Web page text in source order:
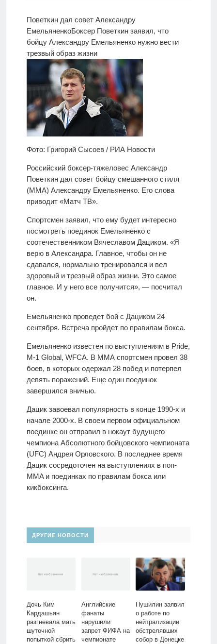
Поветкин дал совет Александру
ЕмельяненкоБоксер Поветкин заявил, что
бойцу Александру Емельяненко нужно вести
трезвый образ жизни
Фото: Григорий Сысоев / РИА Новости
Российский боксер-тяжеловес Александр
Поветкин дал совет бойцу смешанного стиля
(MMA) Александру Емельяненко. Его слова
приводит «Матч ТВ».
Спортсмен заявил, что ему будет интересно
посмотреть поединок Емельяненко с
соотечественником Вячеславом Дациком. «Я
верю в Александра. Главное, чтобы он не
сдавался, нормально тренировался и вел
здоровый и трезвый образ жизни. Это самое
главное. И у него все получится», — посчитал
он.
Емельяненко проведет бой с Дациком 24
сентября. Встреча пройдет по правилам бокса.
Емельяненко известен по выступлениям в Pride,
M-1 Global, WFCA. В ММА спортсмен провел 38
боев, в которых одержал 28 побед и потерпел
девять поражений. Еще один поединок
завершился вничью.
Дацик завоевал популярность в конце 1990-х и
начале 2000-х. В своем первом официальном
поединке он отправил в нокаут будущего
чемпиона Абсолютного бойцовского чемпионата
(UFC) Андрея Орловского. В последнее время
Дацик сосредоточен на выступлениях в поп-
MMA и поединках по правилам бокса или
кикбоксинга.
ДРУГИЕ НОВОСТИ
Дочь Ким
Кардашьян
разгневала мать
шуточной
попыткой сбрить
Английские
фанаты
нарушили
запрет ФИФА на
чемпионате
Пушилин заявил
о работе по
нейтрализации
обстрелявших
собор в Донецке